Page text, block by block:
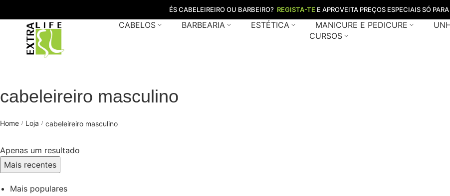
ÉS CABELEIREIRO OU BARBEIRO? REGISTA-TE E APROVEITA PREÇOS ESPECIAIS SÓ
CABELOS BARBEARIA ESTÉTICA MANICURE E PEDICURE
CURSOS
cabeleireiro masculino
Home / Loja / cabeleireiro masculino
Apenas um resultado
Mais recentes
Mais populares